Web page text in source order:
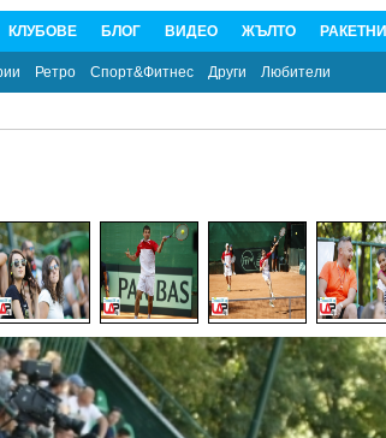
КЛУБОВЕ БЛОГ ВИДЕО ЖЪЛТО РАКЕТНИ
Ретро Спорт&Фитнес Други Любители